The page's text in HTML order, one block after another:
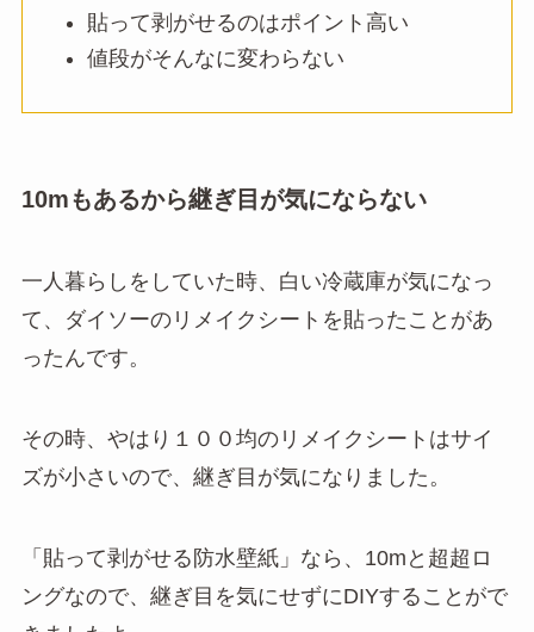
貼って剥がせるのはポイント高い
値段がそんなに変わらない
10mもあるから継ぎ目が気にならない
一人暮らしをしていた時、白い冷蔵庫が気になっ
て、ダイソーのリメイクシートを貼ったことがあ
ったんです。
その時、やはり１００均のリメイクシートはサイ
ズが小さいので、継ぎ目が気になりました。
「貼って剥がせる防水壁紙」なら、10mと超超ロ
ングなので、継ぎ目を気にせずにDIYすることがで